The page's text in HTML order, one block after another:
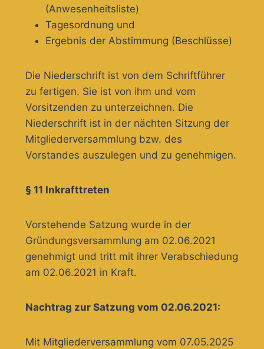
(Anwesenheitsliste)
Tagesordnung und
Ergebnis der Abstimmung (Beschlüsse)
Die Niederschrift ist von dem Schriftführer
zu fertigen. Sie ist von ihm und vom
Vorsitzenden zu unterzeichnen. Die
Niederschrift ist in der nächten Sitzung der
Mitgliederversammlung bzw. des
Vorstandes auszulegen und zu genehmigen.
§ 11 Inkrafttreten
Vorstehende Satzung wurde in der
Gründungsversammlung am 02.06.2021
genehmigt und tritt mit ihrer Verabschiedung
am 02.06.2021 in Kraft.
Nachtrag zur Satzung vom 02.06.2021:
Mit Mitgliederversammlung vom 07.05.2025